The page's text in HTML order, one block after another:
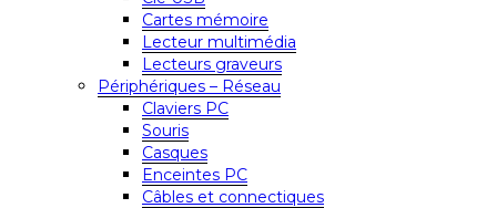
Cartes mémoire
Lecteur multimédia
Lecteurs graveurs
Périphériques – Réseau
Claviers PC
Souris
Casques
Enceintes PC
Câbles et connectiques